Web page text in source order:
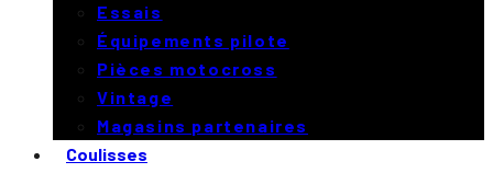
Essais
Équipements pilote
Pièces motocross
Vintage
Magasins partenaires
Coulisses